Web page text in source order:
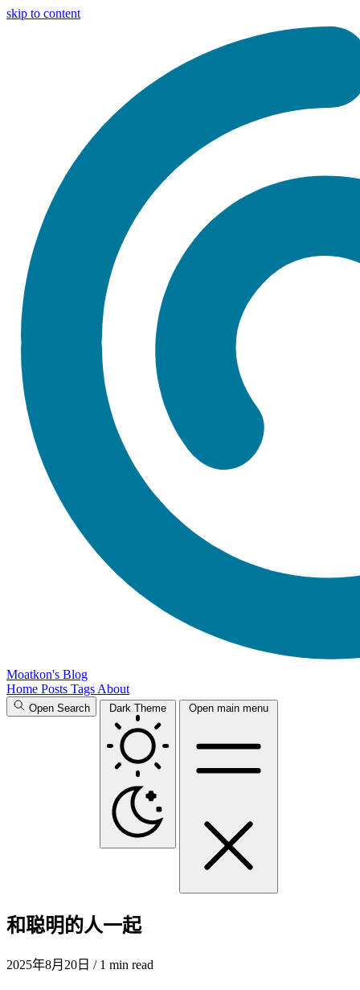
skip to content
Moatkon's Blog
Home Posts Tags About
Open Search Dark Theme Open main menu
和聪明的人一起
2025年8月20日 / 1 min read